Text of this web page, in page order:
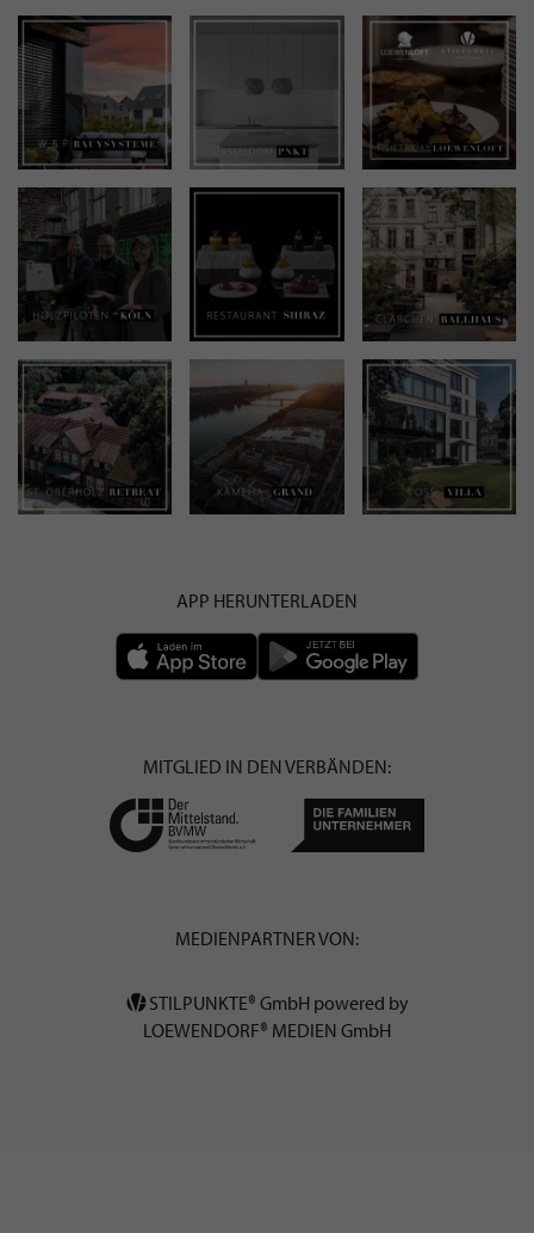
APP HERUNTERLADEN
MITGLIED IN DEN VERBÄNDEN:
MEDIENPARTNER VON:
STILPUNKTE® GmbH powered by
LOEWENDORF® MEDIEN GmbH